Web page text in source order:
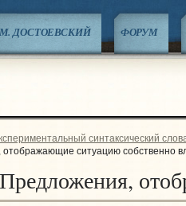
ДОСТОЕВСКИЙ ФОРУМ
синтаксический
ситуацию собственно